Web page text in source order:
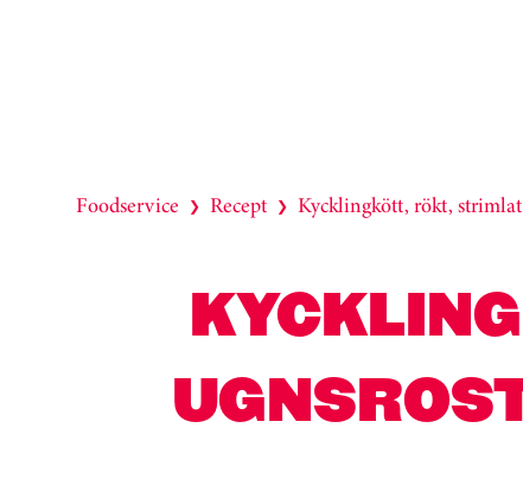
Foodservice ❯ Recept ❯ Kycklingkött, rökt,